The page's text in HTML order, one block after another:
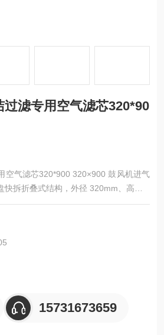
滤专用空气滤芯320*90
空气滤芯320*900 320×900 鼓风机进气
快拆折叠式结构，外径 320mm、高度 9
，适配高炉风机、脱硫风机、工艺离心
絮状物、细小粉尘，稳固进气洁净度，
精密构件。
15731673659